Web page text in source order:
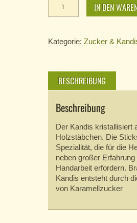
Sticks,
braun
IN DEN
Kategorie: Zucker &
BESCHREIBUNG
Beschreibung
Der Kandis kristallisiert
Holzstäbchen. Die
Spezialität, die für die
neben großer
Handarbeit erfordern.
Kandis entsteht durch
von Karamellzucker